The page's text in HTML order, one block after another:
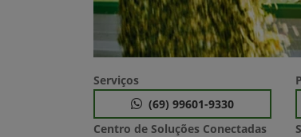
Serviços
(69) 99601-9330
Centro de Soluções Conectadas